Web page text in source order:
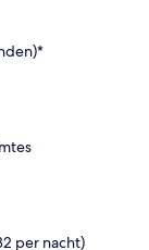
per nacht)